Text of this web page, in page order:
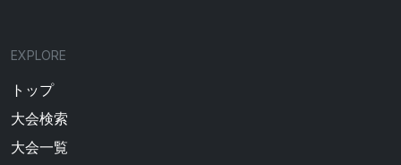
EXPLORE
トップ
大会検索
大会一覧